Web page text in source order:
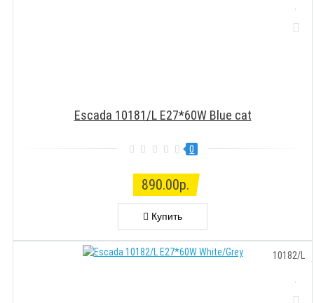
Escada 10181/L E27*60W Blue cat
0
890.00р.
Купить
10182/L